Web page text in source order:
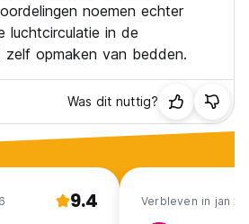
noemen echter
luchtcirculatie in de
zelf opmaken van bedden.
Was dit nuttig?
9.4 Verbleven in jan